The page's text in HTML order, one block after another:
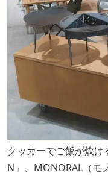
クッカーでご飯が炊
N」、MONORAL（モ